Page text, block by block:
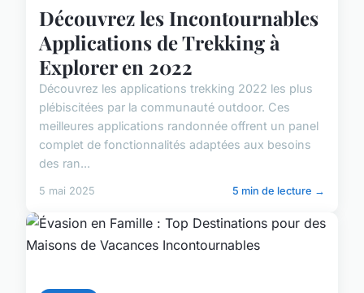
Découvrez les Incontournables
Applications de Trekking à
Explorer en 2022
Découvrez les applications trekking 2022 les plus
plébiscitées par la communauté outdoor. Ces
meilleures applications randonnée offrent un panel
complet de fonctionnalités adaptées aux besoins
des ran...
5 mai 2025 5 min de lecture →